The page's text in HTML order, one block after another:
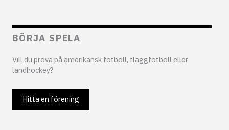
BÖRJA SPELA
Vill du prova på amerikansk fotboll, flaggfotboll eller
landhockey?
Hitta en förening